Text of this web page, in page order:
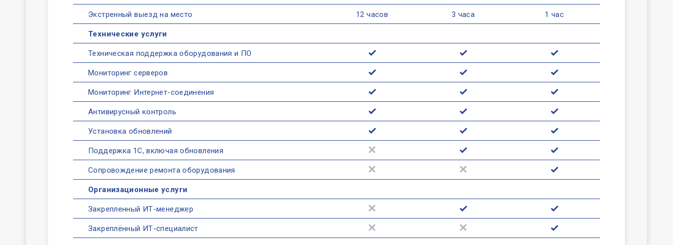
Экстренный выезд на место 12 часов 3 часа 1 час
Технические услуги
Техническая поддержка оборудования и ПО
Мониторинг серверов
Мониторинг Интернет-соединения
Антивирусный контроль
Установка обновлений
Поддержка 1С, включая обновления
Сопровождение ремонта оборудования
Организационные услуги
Закрепленный ИТ-менеджер
Закреплённый ИТ-специалист